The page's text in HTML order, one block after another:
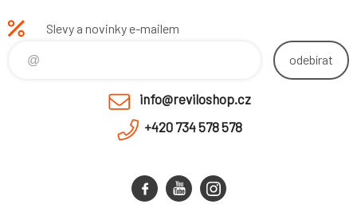
Slevy a novinky e-mailem
odebírat
info@reviloshop.cz
+420 734 578 578